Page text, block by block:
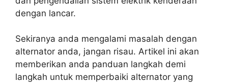
dengan lancar.
Sekiranya anda mengalami masalah dengan
alternator anda, jangan risau. Artikel ini akan
memberikan anda panduan langkah demi
langkah untuk memperbaiki alternator yang